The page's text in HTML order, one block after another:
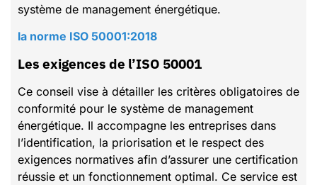
système de management énergétique.
la norme ISO 50001:2018
Les exigences de l’ISO 50001
Ce conseil vise à détailler les critères obligatoires de
conformité pour le système de management
énergétique. Il accompagne les entreprises dans
l’identification, la priorisation et le respect des
exigences normatives afin d’assurer une certification
réussie et un fonctionnement optimal. Ce service est